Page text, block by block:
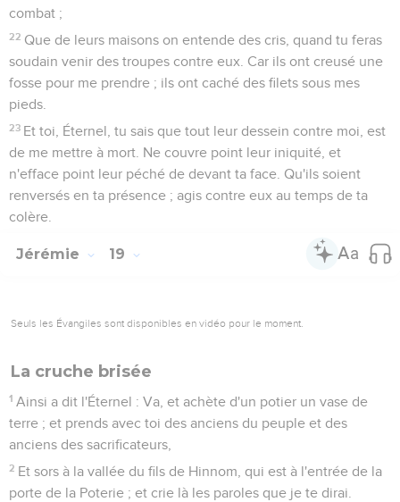
combat ;
22 Que de leurs maisons on entende des cris, quand tu feras
soudain venir des troupes contre eux. Car ils ont creusé une
fosse pour me prendre ; ils ont caché des filets sous mes
pieds.
23 Et toi, Éternel, tu sais que tout leur dessein contre moi, est
de me mettre à mort. Ne couvre point leur iniquité, et
n'efface point leur péché de devant ta face. Qu'ils soient
renversés en ta présence ; agis contre eux au temps de ta
colère.
Jérémie 19
Seuls les Évangiles sont disponibles en vidéo pour le moment.
La cruche brisée
1 Ainsi a dit l'Éternel : Va, et achète d'un potier un vase de
terre ; et prends avec toi des anciens du peuple et des
anciens des sacrificateurs,
2 Et sors à la vallée du fils de Hinnom, qui est à l'entrée de la
porte de la Poterie ; et crie là les paroles que je te dirai.